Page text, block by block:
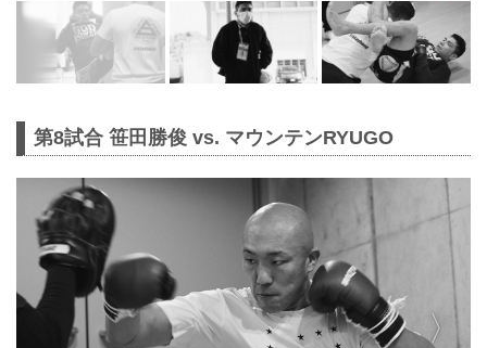
第8試合 笹田勝俊 vs. マウンテンRYUGO